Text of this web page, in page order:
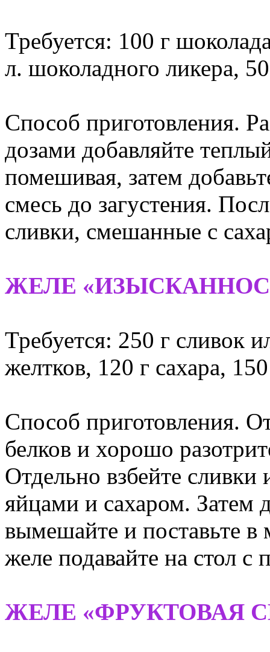
Требуется: 100 г
л. шоколадного ликера,
Способ приготовления.
дозами добавляйте
помешивая, затем
смесь до загустения.
сливки, смешанные с
ЖЕЛЕ
Требуется: 250 г сливок
желтков, 120 г сахара,
Способ приготовления.
белков и хорошо
Отдельно взбейте
яйцами и сахаром. Затем
вымешайте и поставьте в
желе подавайте на стол
ЖЕЛЕ «ФРУКТОВАЯ